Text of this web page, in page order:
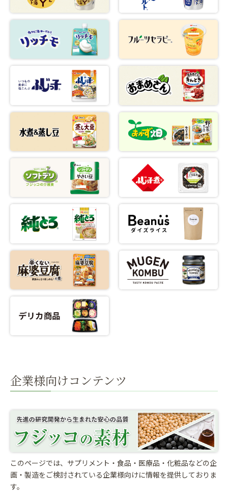
企業様向けコンテンツ
このページでは、サプリメント・食品・医療品・化粧品などの企
画・製造をご検討されている企業様向けに情報を提供しておりま
す。